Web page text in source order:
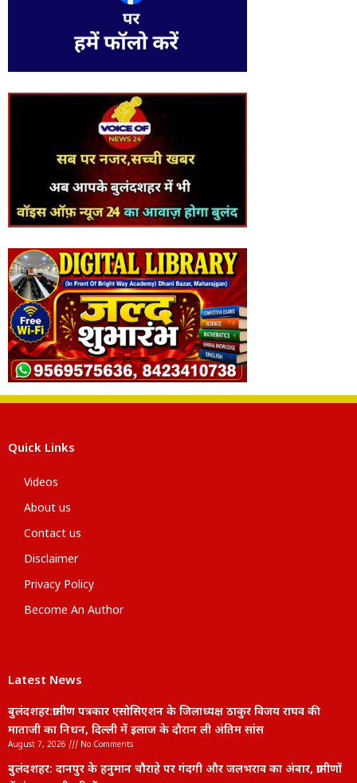
Quick Links
Videos
About us
Contact us
Disclaimer
Privacy Policy
Become An Author
Latest News
बुलंदशहर:ग्रामीण पत्रकार एसोसिएशन के जिलाध्यक्ष ठाकुर विजय राघव की
माताजी का निधन, दिल्ली में इलाज के दौरान ली अंतिम सांस
August 7, 2026 No Comments
बुलंदशहर: दानपुर के हनुमान चौराहे पर गंदगी और जलभराव का अंबार, ग्रामीणों